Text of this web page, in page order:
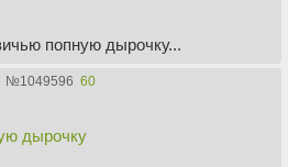
попную дырочку...
№1049596 60
дырочку